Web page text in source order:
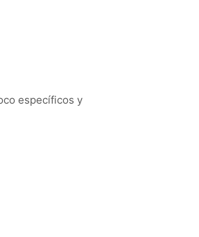
específicos y